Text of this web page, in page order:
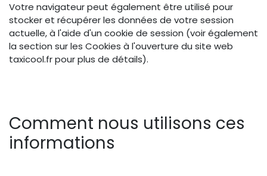
Votre navigateur peut également être utilisé pour
stocker et récupérer les données de votre session
actuelle, à l'aide d'un cookie de session (voir également
la section sur les Cookies à l'ouverture du site web
taxicool.fr pour plus de détails).
Comment nous utilisons ces
informations